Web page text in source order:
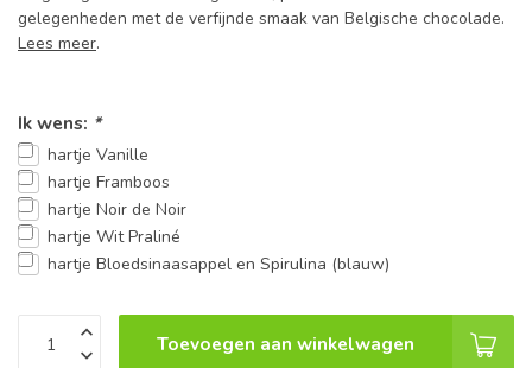
gelegenheden met de verfijnde smaak van Belgische chocolade.
Lees meer.
Ik wens: *
hartje Vanille
hartje Framboos
hartje Noir de Noir
hartje Wit Praliné
hartje Bloedsinaasappel en Spirulina (blauw)
Toevoegen aan winkelwagen